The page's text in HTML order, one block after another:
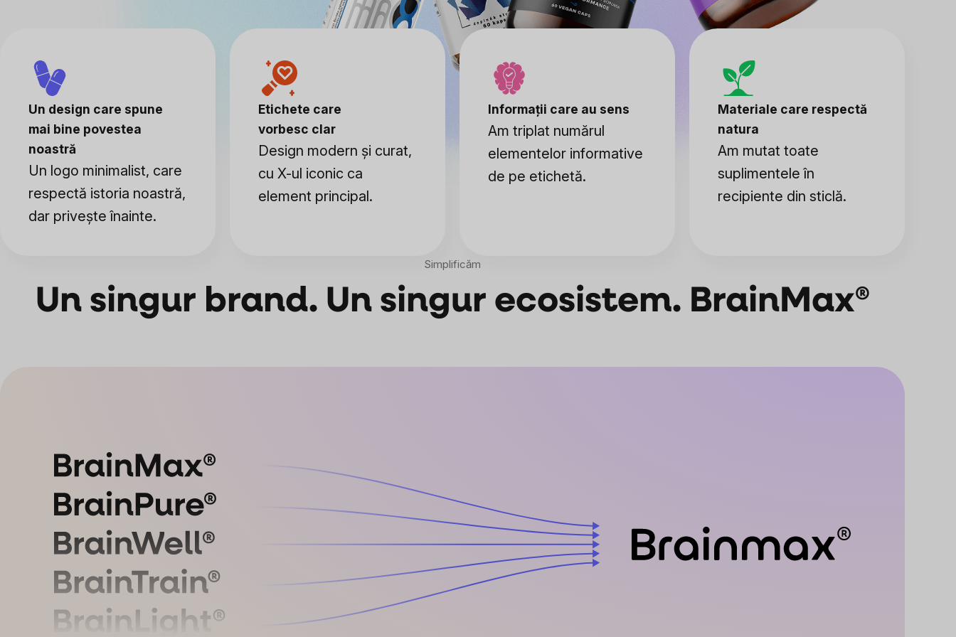
Un design care spune
mai bine povestea
noastră
Un logo minimalist, care
respectă istoria noastră,
dar privește înainte.
Etichete care
vorbesc clar
Design modern și curat,
cu X-ul iconic ca
element principal.
Informații care au sens
Am triplat numărul
elementelor informative
de pe etichetă.
Materiale care respectă
natura
Am mutat toate
suplimentele în
recipiente din sticlă.
Simplificăm
Un singur brand. Un singur ecosistem. BrainMax®